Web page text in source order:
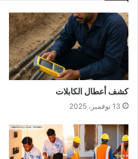
كشف أعطال الكابلات
13 نوفمبر، 2025